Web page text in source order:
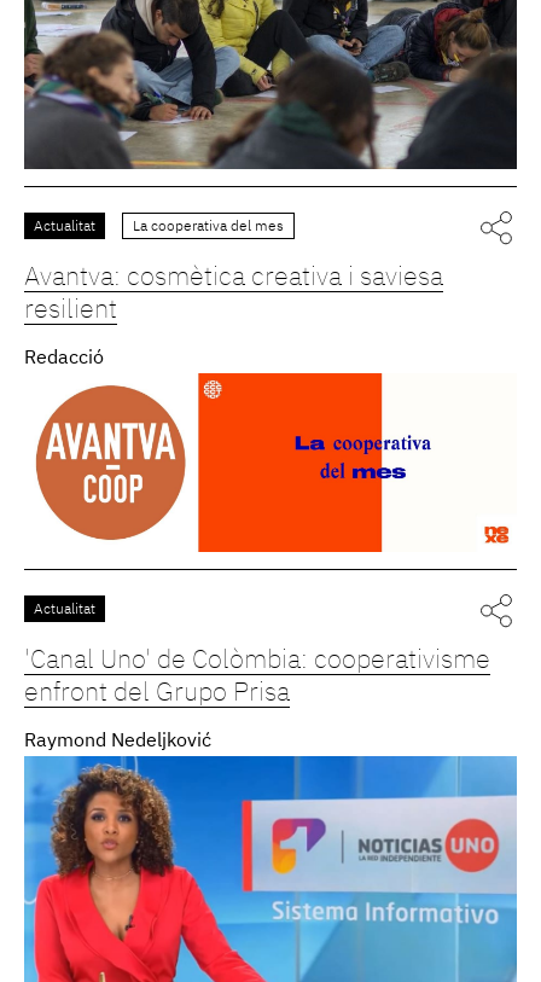
Actualitat La cooperativa del mes
Avantva: cosmètica creativa i saviesa
resilient
Redacció
Actualitat
'Canal Uno' de Colòmbia: cooperativisme
enfront del Grupo Prisa
Raymond Nedeljković